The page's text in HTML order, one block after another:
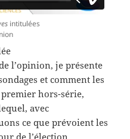
intitulées
l’opinion, je présente
et comment les
hors-série,
avec
ce que prévoient les
de l’élection